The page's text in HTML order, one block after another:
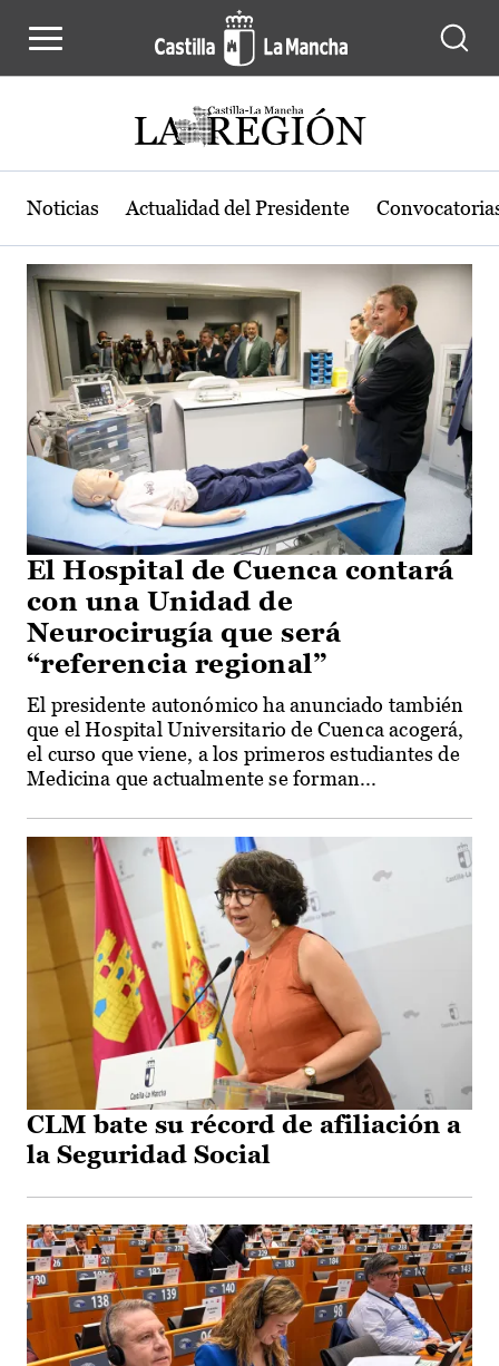
Actualidad de la región de Castilla-
Noticias Actualidad del Presidente
El Hospital de Cuenca contará
con una Unidad de
Neurocirugía que será
“referencia regional”
El presidente autonómico ha anunciado también
que el Hospital Universitario de Cuenca acogerá,
el curso que viene, a los primeros estudiantes de
Medicina que actualmente se forman...
CLM bate su récord de afiliación a
la Seguridad Social